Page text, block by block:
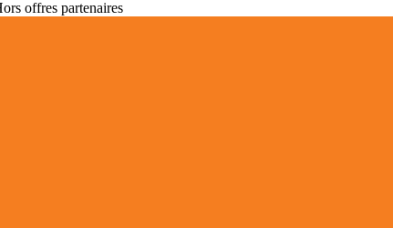
offres partenaires